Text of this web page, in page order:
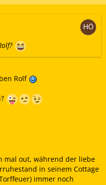
Rolf
mal out, während der liebe
in seinem Cottage
immer noch